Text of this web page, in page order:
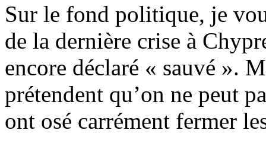
Sur le fond politique, je
de la dernière crise à
encore déclaré « sauvé ».
prétendent qu’on ne peut
ont osé carrément fermer